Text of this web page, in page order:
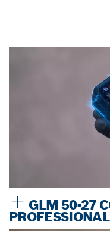
GLM 50-27
PROFESSIONAL